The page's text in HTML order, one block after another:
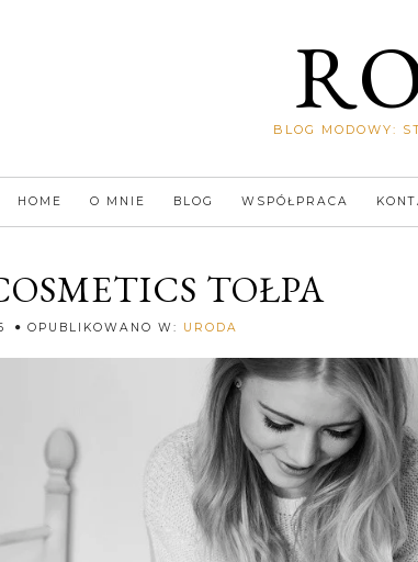
BLOG MODOWY:
HOME O MNIE BLOG WSPÓŁPRACA
TOŁPA
OPUBLIKOWANO W: URODA